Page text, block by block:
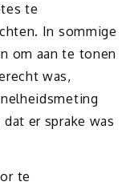
te
In sommige
om aan te tonen
was,
er sprake was
te